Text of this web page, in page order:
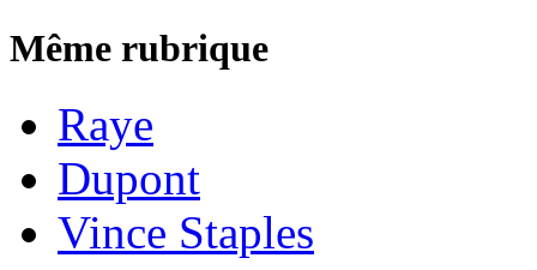
Même rubrique
Raye
Dupont
Vince Staples